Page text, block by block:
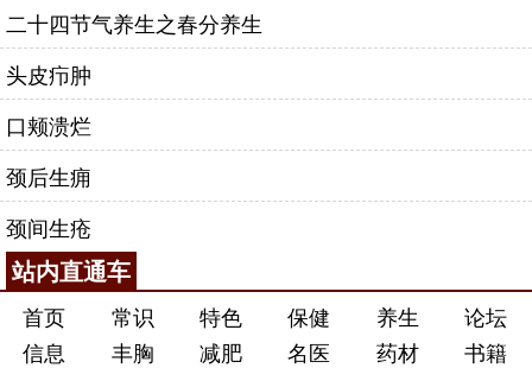
二十四节气养生之春分养生
头皮疖肿
口颊溃烂
颈后生痈
颈间生疮
站内直通车
首页 常识 特色 保健 养生
论坛
信息
丰胸 减肥 名医 药材
书籍